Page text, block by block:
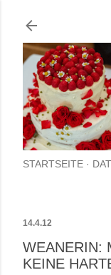
STARTSEITE
14.4.12
WEANERIN:
KEINE